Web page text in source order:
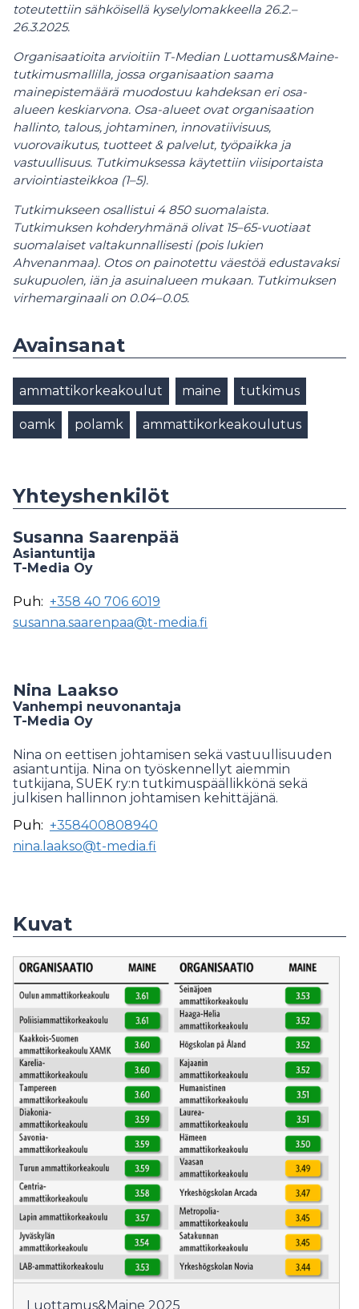
toteutettiin sähköisellä kyselylomakkeella 26.2.–
26.3.2025.
Organisaatioita arvioitiin T-Median Luottamus&Maine-
tutkimusmallilla, jossa organisaation saama
mainepistemäärä muodostuu kahdeksan eri osa-
alueen keskiarvona. Osa-alueet ovat organisaation
hallinto, talous, johtaminen, innovatiivisuus,
vuorovaikutus, tuotteet & palvelut, työpaikka ja
vastuullisuus. Tutkimuksessa käytettiin viisiportaista
arviointiasteikkoa (1–5).
Tutkimukseen osallistui 4 850 suomalaista.
Tutkimuksen kohderyhmänä olivat 15–65-vuotiaat
suomalaiset valtakunnallisesti (pois lukien
Ahvenanmaa). Otos on painotettu väestöä edustavaksi
sukupuolen, iän ja asuinalueen mukaan. Tutkimuksen
virhemarginaali on 0.04–0.05.
Avainsanat
ammattikorkeakoulut maine tutkimus
oamk polamk ammattikorkeakoulutus
Yhteyshenkilöt
Susanna Saarenpää
Asiantuntija
T-Media Oy
Puh: +358 40 706 6019
susanna.saarenpaa@t-media.fi
Nina Laakso
Vanhempi neuvonantaja
T-Media Oy
Nina on eettisen johtamisen sekä vastuullisuuden
asiantuntija. Nina on työskennellyt aiemmin
tutkijana, SUEK ry:n tutkimuspäällikkönä sekä
julkisen hallinnon johtamisen kehittäjänä.
Puh: +358400808940
nina.laakso@t-media.fi
Kuvat
Luottamus&Maine 2025